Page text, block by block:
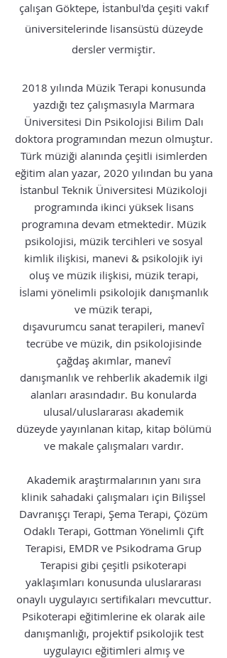
çalışan Göktepe, İstanbul'da çeşiti vakıf
üniversitelerinde lisansüstü düzeyde
dersler vermiştir.
2018 yılında Müzik Terapi konusunda
yazdığı tez çalışmasıyla Marmara
Üniversitesi Din Psikolojisi Bilim Dalı
doktora programından mezun olmuştur.
Türk müziği alanında çeşitli isimlerden
eğitim alan yazar, 2020 yılından bu yana
İstanbul Teknik Üniversitesi Müzikoloji
programında ikinci yüksek lisans
programına devam etmektedir. Müzik
psikolojisi, müzik tercihleri ve sosyal
kimlik ilişkisi, manevi & psikolojik iyi
oluş ve müzik ilişkisi, müzik terapi,
İslami yönelimli psikolojik danışmanlık
ve müzik terapi,
dışavurumcu sanat terapileri, manevî
tecrübe ve müzik, din psikolojisinde
çağdaş akımlar, manevî
danışmanlık ve rehberlik akademik ilgi
alanları arasındadır. Bu konularda
ulusal/uluslararası akademik
düzeyde yayınlanan kitap, kitap bölümü
ve makale çalışmaları vardır.
Akademik araştırmalarının yanı sıra
klinik sahadaki çalışmaları için Bilişsel
Davranışçı Terapi, Şema Terapi, Çözüm
Odaklı Terapi, Gottman Yönelimli Çift
Terapisi, EMDR ve Psikodrama Grup
Terapisi gibi çeşitli psikoterapi
yaklaşımları konusunda uluslararası
onaylı uygulayıcı sertifikaları mevcuttur.
Psikoterapi eğitimlerine ek olarak aile
danışmanlığı, projektif psikolojik test
uygulayıcı eğitimleri almış ve